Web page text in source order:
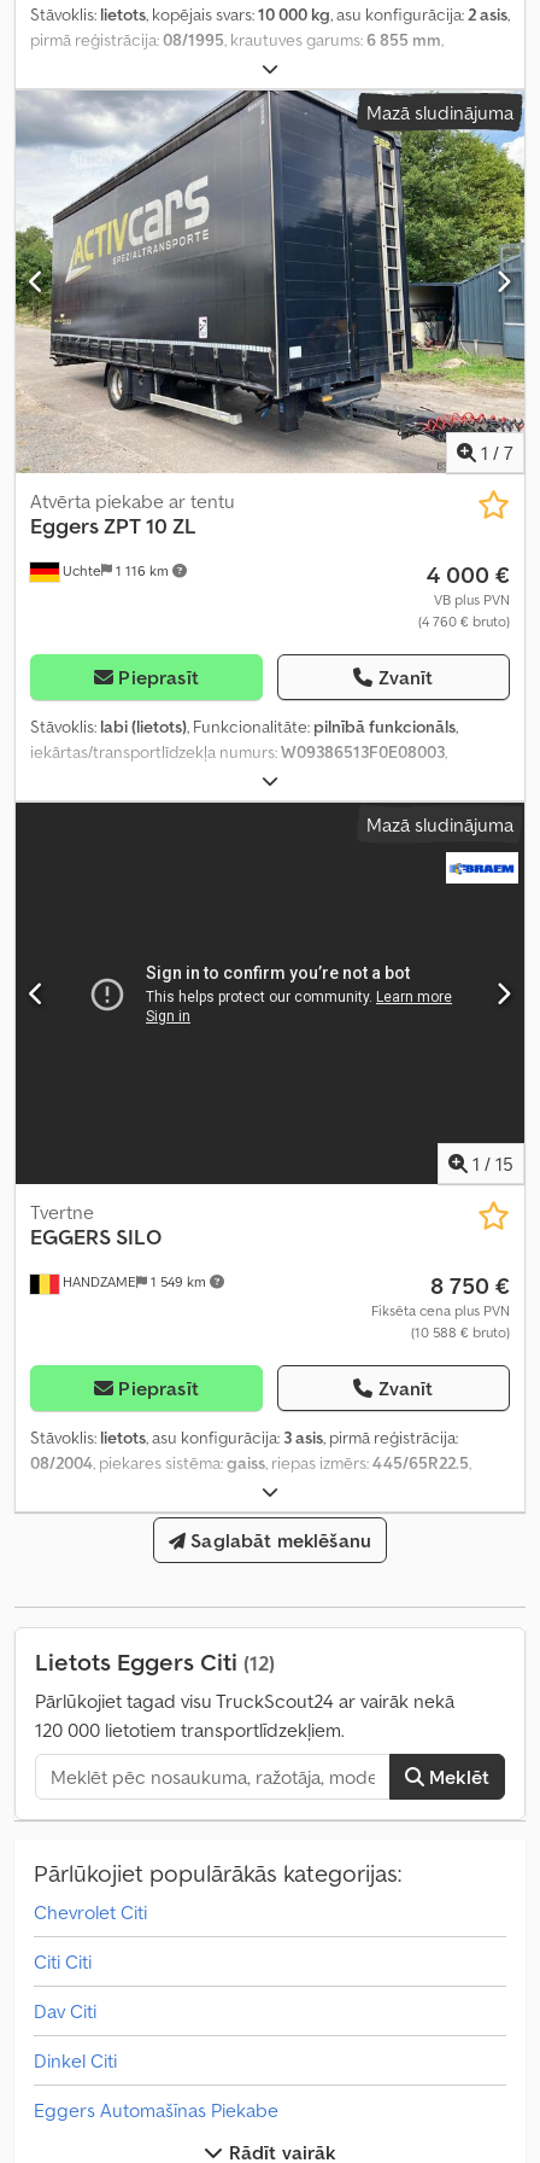
Stāvoklis: lietots, kopējais svars:10 000 kg, asu konfigurācija:2 asis,
pirmā reģistrācija:08/1995, krautuves garums:6 855 mm,
2 474 mm
augstums:2 829 mm,
Mazā sludinājuma
1 / 7
Uchte 1 116 km
Atvērta piekabe ar tentu
EggersZPT 10 ZL
4 000 €
VB plus PVN
(4 760 € bruto)
Pieprasīt Zvanīt
Stāvoklis: labi (lietots), Funkcionalitāte: pilnībā funkcionāls,
iekārtas/transportlīdzekļa numurs:W09386513F0E08003,
, darbības stundas:
Aprīkojums:ABS,
Mazā sludinājuma
1 / 15
HANDZAME 1 549 km
Tvertne
EGGERS SILO
8 750 €
Fiksēta cena plus PVN
(10 588 € bruto)
Pieprasīt Zvanīt
Stāvoklis: lietots, asu konfigurācija: 3 asis, pirmā reģistrācija:
08/2004, piekares sistēma:gaiss, riepas izmērs:445/65R22.5,
, Ražošanas gads:
Saglabāt meklēšanu
Lietots Eggers Citi (12)
Pārlūkojiet tagad visu TruckScout24 ar vairāk nekā
120 000 lietotiem transportlīdzekļiem.
Meklēt
Pārlūkojiet populārākās kategorijas:
Chevrolet Citi
Citi Citi
Dav Citi
Dinkel Citi
Eggers Automašīnas Piekabe
Rādīt vairāk